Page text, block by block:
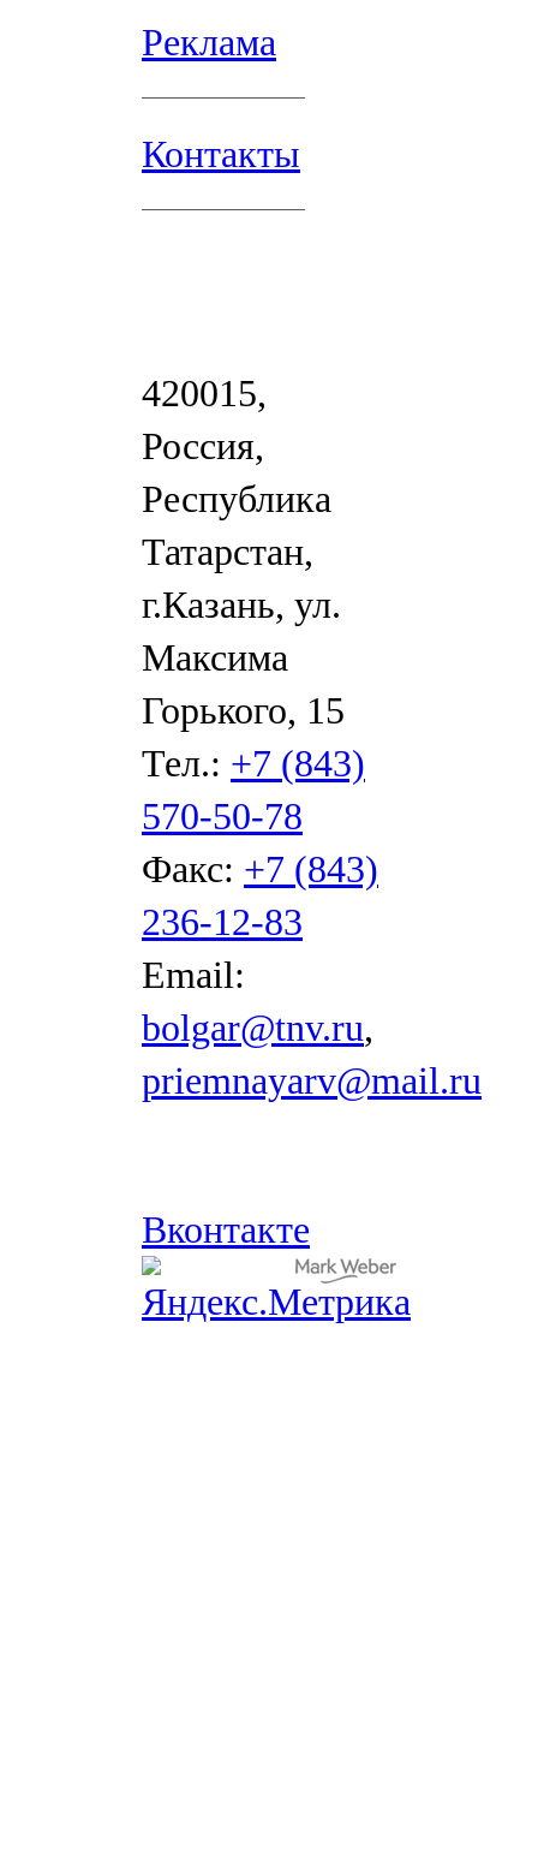
Реклама
Контакты
420015,
Россия,
Республика
Татарстан,
г.Казань, ул.
Максима
Горького, 15
Тел.: +7 (843)
570-50-78
Факс: +7 (843)
236-12-83
Email:
bolgar@tnv.ru,
priemnayarv@mail.ru
Вконтакте